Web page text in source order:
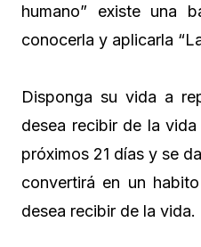
humano” existe una
conocerla y aplicarla
Disponga su vida a
desea recibir de la
próximos 21 días y se
convertirá en un
desea recibir de la vida.